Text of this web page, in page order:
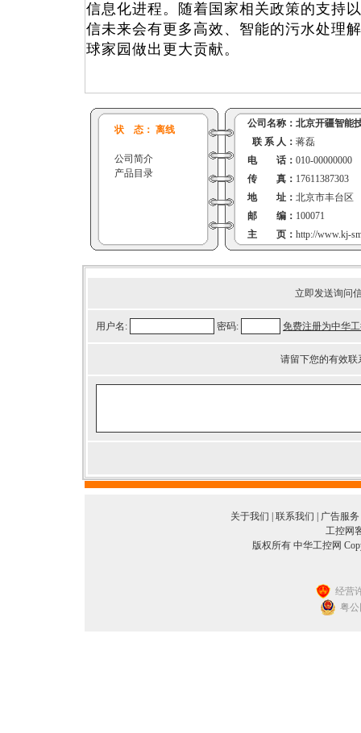
信息化进程。随着国家相关政策的支持
信未来会有更多高效、智能的污水处理
球家园做出更大贡献。
状 态： 离线
公司简介
产品目录
公司名称： 北京开疆智能
联 系 人： 蒋磊
电 话： 010-00000000
传 真： 17611387303
地 址： 北京市丰台区
邮 编： 100071
主 页： http://www.kj-
立即发送询问
用户名: 密码: 免费注册为中华
请留下您的有效
关于我们 联系我们 广告服务
工控网
版权所有 中华工控网
经营
粤公